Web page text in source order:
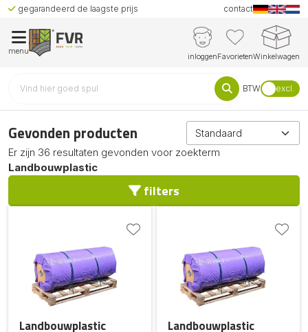
gegarandeerd de laagste prijs contact
menu
inloggenFavorietenWinkelwagen
BTW excl.
Gevonden producten
Er zijn 36 resultaten gevonden voor zoekterm
Landbouwplastic
filters
Landbouwplastic
Landbouwplastic